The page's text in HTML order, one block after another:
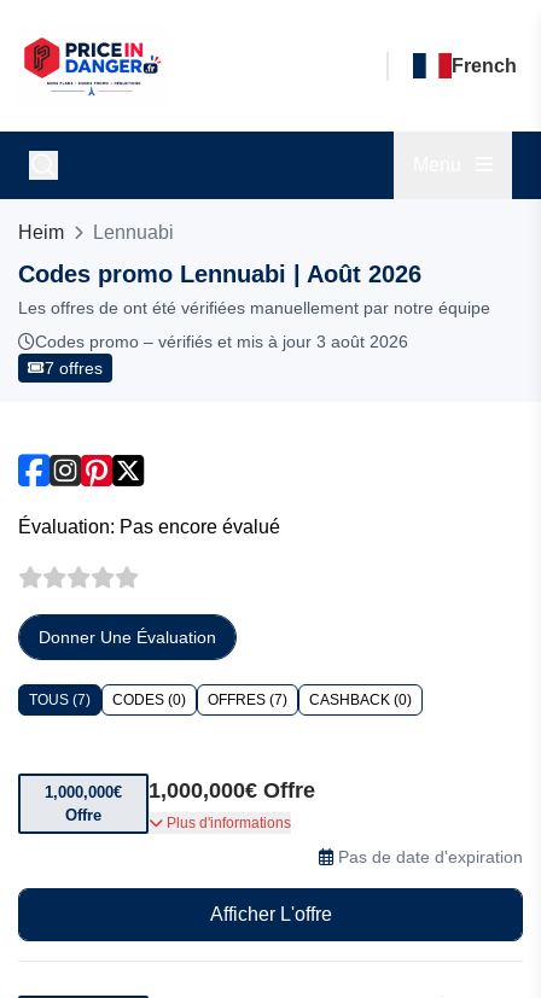
French
Heim Lennuabi
Codes promo Lennuabi | Août 2026
Les offres de ont été vérifiées manuellement par notre équipe
Codes promo – vérifiés et mis à jour 3 août 2026
7 offres
Évaluation: Pas encore évalué
Donner Une Évaluation
TOUS (7) CODES (0) OFFRES (7) CASHBACK (0)
1,000,000€
Offre
1,000,000€ Offre
Les Lennuabi ont collecté plus de 1,000,000€
d'indemnisations et le montant augmente
Plus d'informations
Pas de date d'expiration
Afficher L'offre